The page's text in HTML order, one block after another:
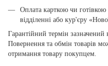
Оплата карткою чи
відділенні або кур'єру
Гарантійний термін зазначений
Повернення та обмін товарів
отримання товару покупцем.